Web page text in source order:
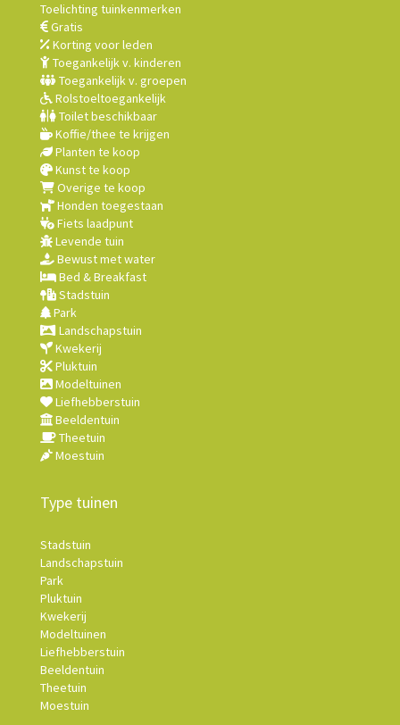
Toelichting tuinkenmerken
Gratis
Korting voor leden
Toegankelijk v. kinderen
Toegankelijk v. groepen
Rolstoeltoegankelijk
Toilet beschikbaar
Koffie/thee te krijgen
Planten te koop
Kunst te koop
Overige te koop
Honden toegestaan
Fiets laadpunt
Levende tuin
Bewust met water
Bed & Breakfast
Stadstuin
Park
Landschapstuin
Kwekerij
Pluktuin
Modeltuinen
Liefhebberstuin
Beeldentuin
Theetuin
Moestuin
Type tuinen
Stadstuin
Landschapstuin
Park
Pluktuin
Kwekerij
Modeltuinen
Liefhebberstuin
Beeldentuin
Theetuin
Moestuin